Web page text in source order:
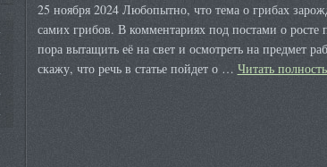
25 ноября 2024 Любопытно, что тема о грибах
самих грибов. В комментариях под постами о
пора вытащить её на свет и осмотреть на предмет
скажу, что речь в статье пойдет о … Читать